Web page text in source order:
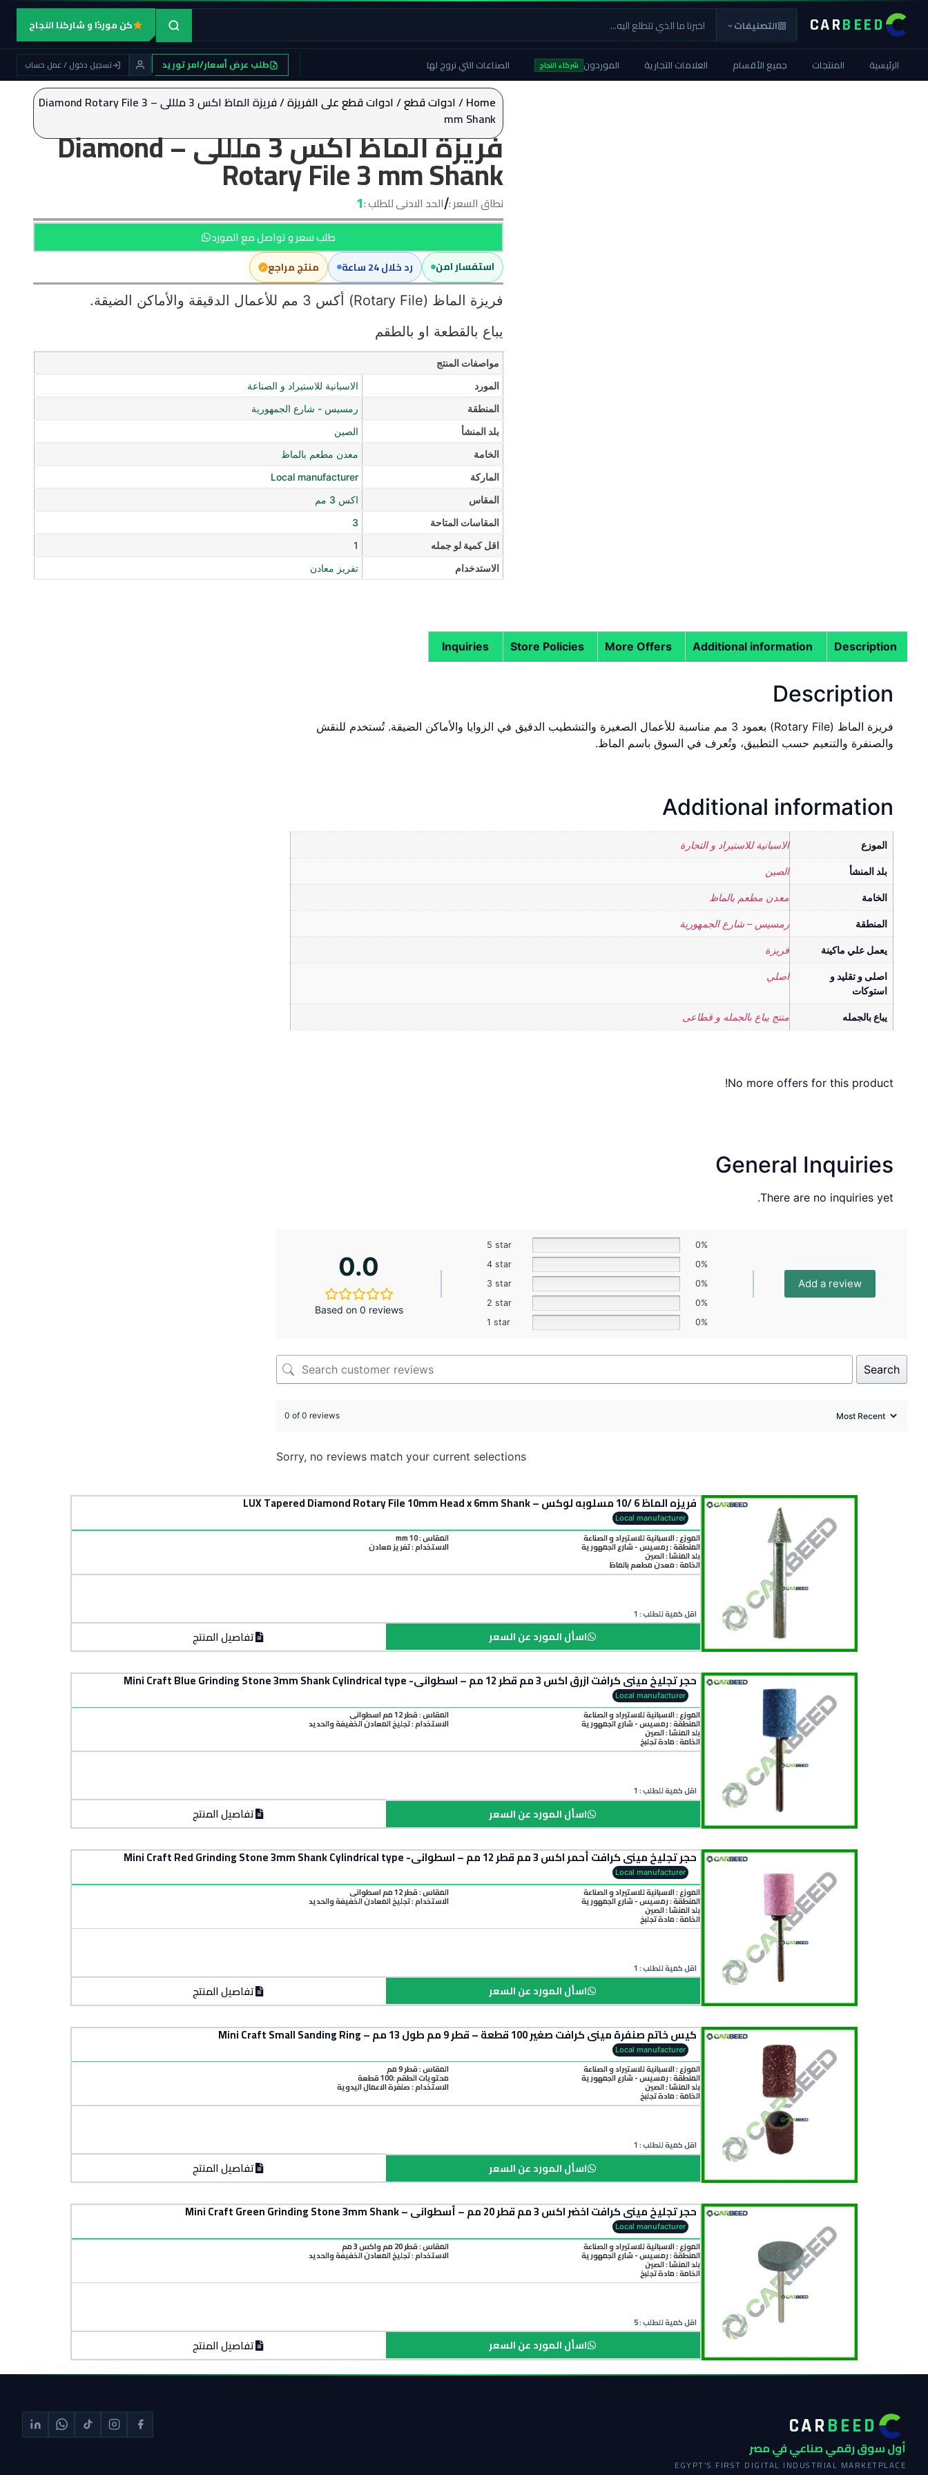
CARBEED التصنيفات كن موردًا و شاركنا النجاح
الرئيسية المنتجات جميع الأقسام العلامات التجارية الموردون شركاء النجاح الصناعات التي نروج لها طلب عرض أسعار/امر توريد تسجيل دخول / عمل حساب
Home
/ادوات قطع/ادوات قطع على الفريزة
/ فريزة الماظ اكس 3 ملللى – Diamond Rotary File 3
mm Shank
فريزة الماظ اكس 3 ملللى – Diamond
Rotary File 3 mm Shank
نطاق السعر :/الحد الادنى للطلب :1
طلب سعر و تواصل مع المورد
استفسار امن رد خلال 24 ساعة منتج مراجع
فريزة الماظ (Rotary File) أكس 3 مم للأعمال الدقيقة والأماكن الضيقة.
يباع بالقطعة او بالطقم
مواصفات المنتج
المورد
الاسبانية للاستيراد و الصناعة
المنطقة
رمسيس - شارع الجمهورية
بلد المنشأ
الصين
الخامة
معدن مطعم بالماظ
الماركة
Local manufacturer
المقاس
اكس 3 مم
المقاسات المتاحة
3
اقل كمية لو جمله
1
الاستدخدام
تفريز معادن
Description
Additional information
More Offers
Store Policies
Inquiries
Description
فريزة الماظ (Rotary File) بعمود 3 مم مناسبة للأعمال الصغيرة والتشطيب الدقيق في الزوايا والأماكن الضيقة. تُستخدم للنقش
والصنفرة والتنعيم حسب التطبيق، وتُعرف في السوق باسم الماظ.
Additional information
الموزع الاسبانية للاستيراد و التجارة
بلد المنشأ الصين
الخامة معدن مطعم بالماظ
المنطقة رمسيس – شارع الجمهورية
يعمل علي ماكينة فريزة
اصلى و تقليد و
استوكات
اصلي
يباع بالجمله منتج يباع بالجمله و قطاعى
No more offers for this product!
General Inquiries
There are no inquiries yet.
0.0
Based on 0 reviews
5 star
0%
4 star
0%
3 star
0%
2 star
0%
1 star
0%
Add a review
Search
0 of 0 reviews
Sorry, no reviews match your current selections
فريزه الماظ 6 /10 مسلوبه لوكس – LUX Tapered Diamond Rotary File 10mm Head x 6mm Shank
Local manufacturer
الموزع : الاسبانية للاستيراد و الصناعة
المنطقة :رمسيس - شارع الجمهورية
بلد المنشأ :الصين
الخامة :معدن مطعم بالماظ
المقاس : 10 mm
الاستخدام : تفريز معادن
اقل كمية للطلب : 1
تفاصيل المنتج اسأل المورد عن السعر
حجر تجليخ ميني كرافت ازرق اكس 3 مم قطر 12 مم – اسطواني- Mini Craft Blue Grinding Stone 3mm Shank Cylindrical type
Local manufacturer
الموزع : الاسبانية للاستيراد و الصناعة
المنطقة :رمسيس - شارع الجمهورية
بلد المنشأ :الصين
الخامة :مادة تجلبخ
المقاس : قطر 12 مم اسطواني
الاستخدام : تجليخ المعادن الخفيفة والحديد
اقل كمية للطلب : 1
تفاصيل المنتج اسأل المورد عن السعر
حجر تجليخ ميني كرافت أحمر اكس 3 مم قطر 12 مم – اسطواني- Mini Craft Red Grinding Stone 3mm Shank Cylindrical type
Local manufacturer
الموزع : الاسبانية للاستيراد و الصناعة
المنطقة :رمسيس - شارع الجمهورية
بلد المنشأ :الصين
الخامة :مادة تجلبخ
المقاس : قطر 12 مم اسطواني
الاستخدام : تجليخ المعادن الخفيفة والحديد
اقل كمية للطلب : 1
تفاصيل المنتج اسأل المورد عن السعر
كيس خاتم صنفرة ميني كرافت صغير 100 قطعة – قطر 9 مم طول 13 مم – Mini Craft Small Sanding Ring
Local manufacturer
الموزع : الاسبانية للاستيراد و الصناعة
المنطقة :رمسيس - شارع الجمهورية
بلد المنشأ :الصين
الخامة :مادة تجلبخ
المقاس : قطر 9 مم
محتويات الطقم :100 قطعة
الاستخدام : صنفرة الاعمال اليدوية
اقل كمية للطلب : 1
تفاصيل المنتج اسأل المورد عن السعر
حجر تجليخ ميني كرافت اخضر اكس 3 مم قطر 20 مم – أسطواني – Mini Craft Green Grinding Stone 3mm Shank
Local manufacturer
الموزع : الاسبانية للاستيراد و الصناعة
المنطقة :رمسيس - شارع الجمهورية
بلد المنشأ :الصين
الخامة :مادة تجلبخ
المقاس : قطر 20 مم واكس 3 مم
الاستخدام : تجليخ المعادن الخفيفة والحديد
اقل كمية للطلب : 5
تفاصيل المنتج اسأل المورد عن السعر
CARBEED
أول سوق رقمي صناعي في مصر
EGYPT'S FIRST DIGITAL INDUSTRIAL MARKETPLACE